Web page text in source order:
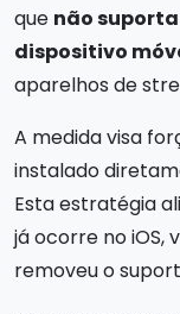
que não
dispositivo
aparelhos de
A medida visa
instalado
Esta estratégia
já ocorre no iOS,
removeu o